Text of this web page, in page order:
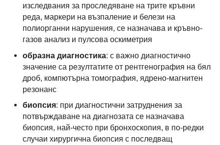
изследвания за проследяване на трите кръвни
реда, маркери на възпаление и белези на
полиорганни нарушения, се назначава и кръвно-
газов анализ и пулсова оскиметрия
образна диагностика: с важно диагностично
значение са резултатите от рентгенография на бял
дроб, компютърна томография, ядрено-магнитен
резонанс
биопсия: при диагностични затруднения за
потвърждаване на диагнозата се назначава
биопсия, най-често при бронхоскопия, в по-редки
случаи хирургична биопсия с последващ